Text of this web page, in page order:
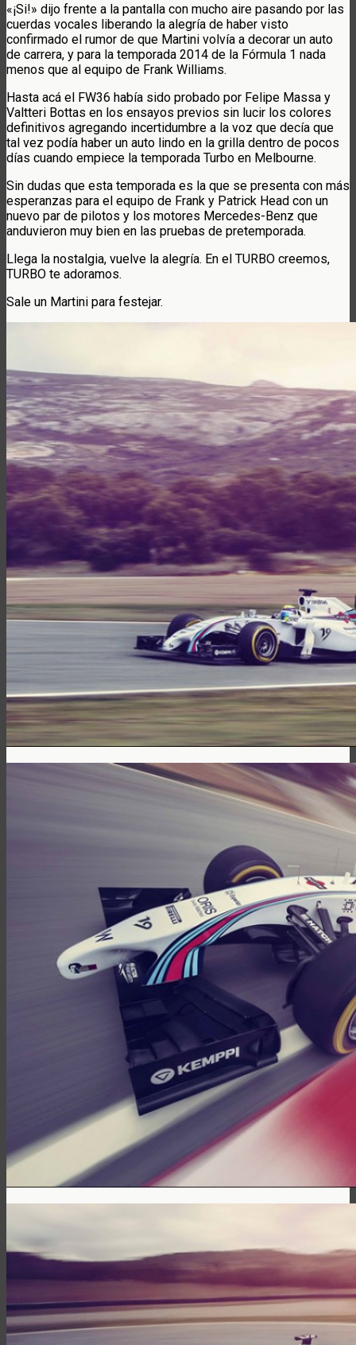
«¡Si!» dijo frente a la pantalla con mucho aire pasando por las
cuerdas vocales liberando la alegría de haber visto
confirmado el rumor de que Martini volvía a decorar un auto
de carrera, y para la temporada 2014 de la Fórmula 1 nada
menos que al equipo de Frank Williams.
Hasta acá el FW36 había sido probado por Felipe Massa y
Valtteri Bottas en los ensayos previos sin lucir los colores
definitivos agregando incertidumbre a la voz que decía que
tal vez podía haber un auto lindo en la grilla dentro de pocos
días cuando empiece la temporada Turbo en Melbourne.
Sin dudas que esta temporada es la que se presenta con más
esperanzas para el equipo de Frank y Patrick Head con un
nuevo par de pilotos y los motores Mercedes-Benz que
anduvieron muy bien en las pruebas de pretemporada.
Llega la nostalgia, vuelve la alegría. En el TURBO creemos,
TURBO te adoramos.
Sale un Martini para festejar.